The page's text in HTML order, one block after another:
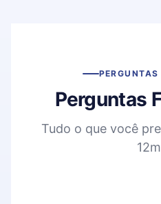
PERGUNTAS
Perguntas
Tudo o que você